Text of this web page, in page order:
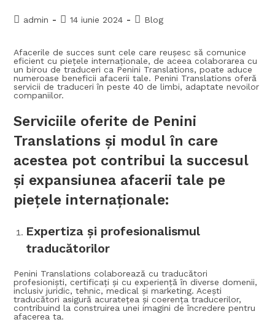
admin 14 iunie 2024 Blog
Afacerile de succes sunt cele care reușesc să comunice
eficient cu piețele internaționale, de aceea colaborarea cu
un birou de traduceri ca Penini Translations, poate aduce
numeroase beneficii afacerii tale. Penini Translations oferă
servicii de traduceri în peste 40 de limbi, adaptate nevoilor
companiilor.
Serviciile oferite de Penini
Translations și modul în care
acestea pot contribui la succesul
și expansiunea afacerii tale pe
piețele internaționale:
Expertiza și profesionalismul
traducătorilor
Penini Translations colaborează cu traducători
profesioniști, certificați și cu experiență în diverse domenii,
inclusiv juridic, tehnic, medical și marketing. Acești
traducători asigură acuratețea și coerența traducerilor,
contribuind la construirea unei imagini de încredere pentru
afacerea ta.